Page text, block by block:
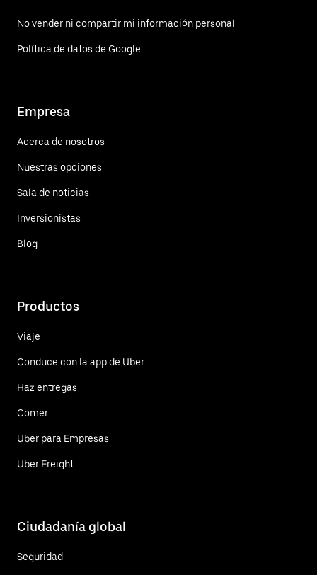
No vender ni compartir mi información personal
Política de datos de Google
Empresa
Acerca de nosotros
Nuestras opciones
Sala de noticias
Inversionistas
Blog
Productos
Viaje
Conduce con la app de Uber
Haz entregas
Comer
Uber para Empresas
Uber Freight
Ciudadanía global
Seguridad